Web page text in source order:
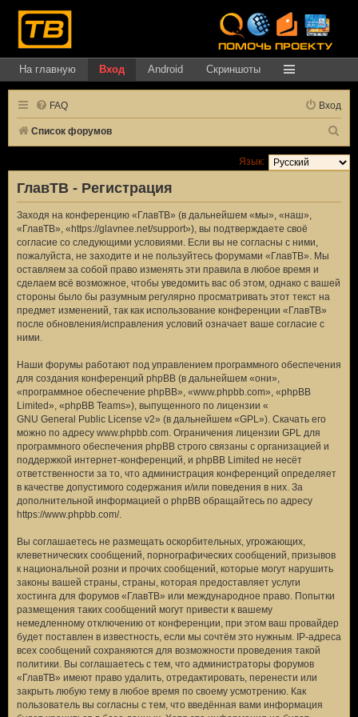
На главную Вход Android Скриншоты
FAQ Вход
Список форумов
и
Язык:
ГлавТВ - Регистрация
Заходя на конференцию «ГлавТВ» (в дальнейшем «мы», «наш»,
«ГлавТВ», «https://glavnee.net/support»), вы подтверждаете своё
согласие со следующими условиями. Если вы не согласны с ними,
пожалуйста, не заходите и не пользуйтесь форумами «ГлавТВ». Мы
оставляем за собой право изменять эти правила в любое время и
сделаем всё возможное, чтобы уведомить вас об этом, однако с вашей
стороны было бы разумным регулярно просматривать этот текст на
предмет изменений, так как использование конференции «ГлавТВ»
после обновления/исправления условий означает ваше согласие с
ними.
Наши форумы работают под управлением программного обеспечения
для создания конференций phpBB (в дальнейшем «они»,
«программное обеспечение phpBB», «www.phpbb.com», «phpBB
Limited», «phpBB Teams»), выпущенного по лицензии «
GNU General Public License v2» (в дальнейшем «GPL»). Скачать его
можно по адресу www.phpbb.com. Ограничения лицензии GPL для
программного обеспечения phpBB строго связаны с организацией и
поддержкой интернет-конференций, и phpBB Limited не несёт
ответственности за то, что администрация конференций определяет
в качестве допустимого содержания и/или поведения в них. За
дополнительной информацией о phpBB обращайтесь по адресу
https://www.phpbb.com/.
Вы соглашаетесь не размещать оскорбительных, угрожающих,
клеветнических сообщений, порнографических сообщений, призывов
к национальной розни и прочих сообщений, которые могут нарушить
законы вашей страны, страны, которая предоставляет услуги
хостинга для форумов «ГлавТВ» или международное право. Попытки
размещения таких сообщений могут привести к вашему
немедленному отключению от конференции, при этом ваш провайдер
будет поставлен в известность, если мы сочтём это нужным. IP-адреса
всех сообщений сохраняются для возможности проведения такой
политики. Вы соглашаетесь с тем, что администраторы форумов
«ГлавТВ» имеют право удалить, отредактировать, перенести или
закрыть любую тему в любое время по своему усмотрению. Как
пользователь вы согласны с тем, что введённая вами информация